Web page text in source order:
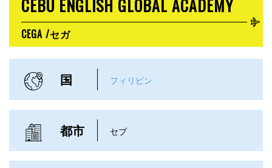
CEBU ENGLISH GLOBAL ACADEMY
CEGA /セガ
国 フィリピン
都市 セブ